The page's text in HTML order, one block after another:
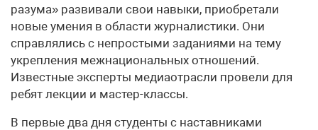
разума» развивали свои навыки, приобретали
новые умения в области журналистики. Они
справлялись с непростыми заданиями на тему
укрепления межнациональных отношений.
Известные эксперты медиаотрасли провели для
ребят лекции и мастер-классы.
В первые два дня студенты с наставниками